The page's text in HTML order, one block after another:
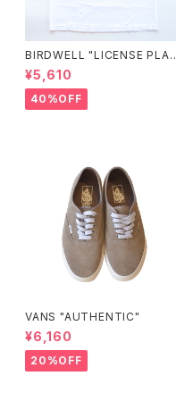
BIRDWELL "LICENSE PLAT
E TEE"
¥5,610
40%OFF
VANS "AUTHENTIC"
¥6,160
20%OFF